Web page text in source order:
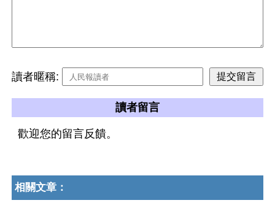
讀者暱稱:
讀者留言
歡迎您的留言反饋。
相關文章：